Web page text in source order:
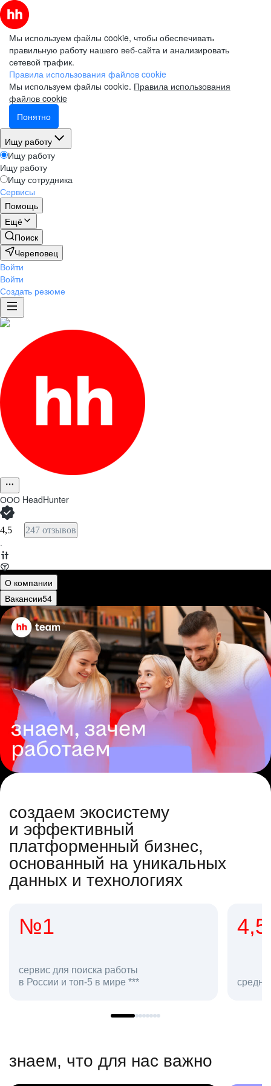
Мы используем файлы cookie, чтобы обеспечивать
правильную работу нашего веб-сайта и анализировать
сетевой трафик.
Правила использования файлов cookie
Мы используем файлы cookie. Правила использования
файлов cookie
Понятно
Ищу работу
Ищу работу
Ищу работу
Ищу сотрудника
Сервисы
Помощь
Ещё
Поиск
Череповец
Войти
Войти
Создать резюме
ООО HeadHunter
4,5 247 отзывов
·
О компании
Вакансии54
создаем экосистему
и эффективный
платформенный бизнес,
основанный на уникальных
данных и технологиях
4,5
средняя оценка hh.ru как работодателя **
в
знаем, что для нас важно